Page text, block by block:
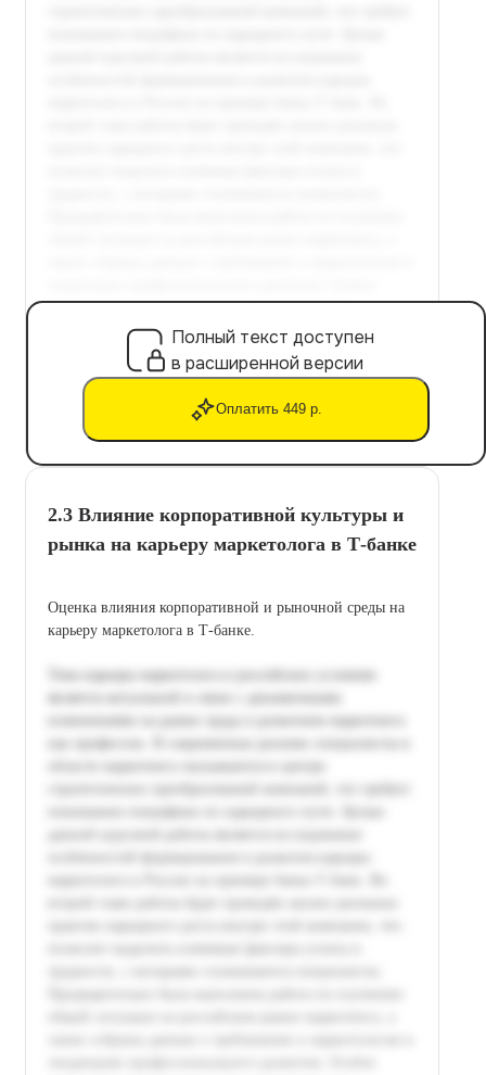
Полный текст доступен
в расширенной версии
Оплатить 449 р.
2.3 Влияние корпоративной культуры и
рынка на карьеру маркетолога в Т-банке
Оценка влияния корпоративной и рыночной среды на
карьеру маркетолога в Т-банке.